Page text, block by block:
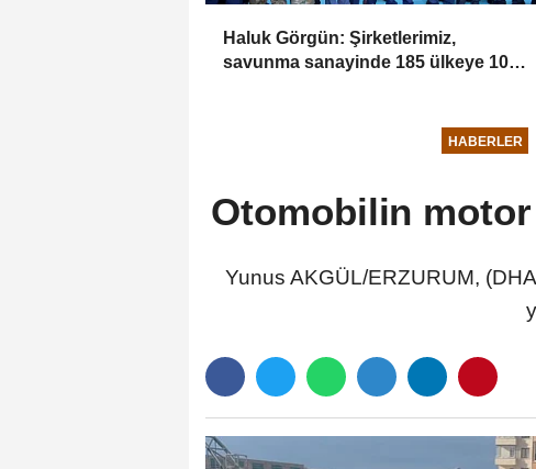
Haluk Görgün: Şirketlerimiz,
savunma sanayinde 185 ülkeye 10
HABERLER
Otomobilin motor
Yunus AKGÜL/ERZURUM,